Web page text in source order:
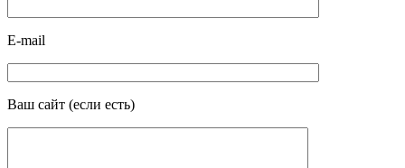
E-mail
Ваш сайт (если есть)